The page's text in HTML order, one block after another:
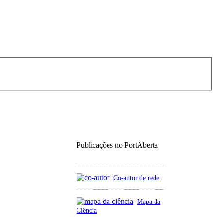
Publicações no PortAberta
Co-autor de rede
Mapa da
Ciência